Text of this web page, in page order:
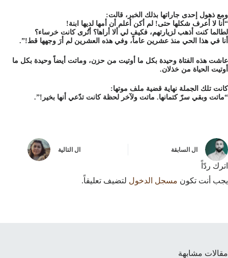
ومع ذهول إحدى جاراتها بذلك الخبر، قالت:
“أنا لا أعرف شكلها حتى! لم أكن أعلم أن أمها لديها ابنة!
لطالما كنت أذهب لزيارتهم، فكيف لي ألا أراها؟ أتُرى كانت خرساء؟
أنا في هذا الحي منذ عشرين عاماً، وفي هذه العشرين لم أرَ وجهها قط!”.
عاشت هذه الفتاة وحيدة بكل ما أوتيت من حزن، وماتت أيضاً وحيدة بكل ما
أوتيت الحياة من خذلان.
كانت تلك الجملة نهاية قضية ملف موتها:
“ماتت وبقي سرّ كتمانها. ماتت ولآخر لحظة كانت تدّعي أنها بخير!”.
ال السابقة ال التالية
اترك ردّاً
يجب أنت تكون مسجل الدخول لتضيف تعليقاً.
مقالات مشابهة